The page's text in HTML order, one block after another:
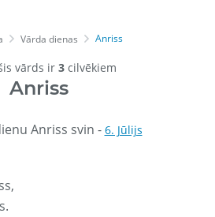
Vārda dienas Anriss
vārds ir 3 cilvēkiem
Anriss
Anriss svin - 6. Jūlijs